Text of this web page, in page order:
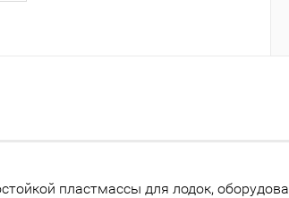
пластмассы для лодок,